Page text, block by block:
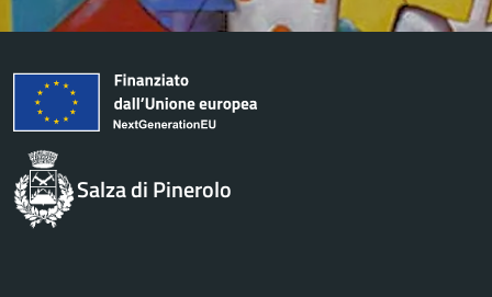
Salza di Pinerolo